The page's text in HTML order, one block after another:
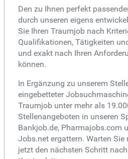
Den zu Ihnen perfekt
durch unseren eigens
Sie Ihren Traumjob nach
Qualifikationen, Tätigkeiten
und exakt nach Ihren
können.
In Ergänzung zu unserem
eingebetteter
Traumjob unter mehr als
Stellenangeboten in unseren
Bankjob.de, Pharmajobs.com
Jobs.net ergattern. Warten Sie
jetzt den nächsten Schritt